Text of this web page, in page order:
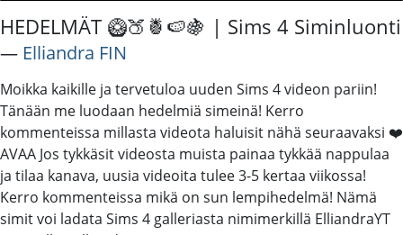
HEDELMÄT 🥝🍑🍍🍉🍇 | Sims 4 Siminluonti
― Elliandra FIN
Moikka kaikille ja tervetuloa uuden Sims 4 videon pariin!
Tänään me luodaan hedelmiä simeinä! Kerro
kommenteissa millasta videota haluisit nähä seuraavaksi ❤️
AVAA Jos tykkäsit videosta muista painaa tykkää nappulaa
ja tilaa kanava, uusia videoita tulee 3-5 kertaa viikossa!
Kerro kommenteissa mikä on sun lempihedelmä! Nämä
simit voi ladata Sims 4 galleriasta nimimerkillä ElliandraYT